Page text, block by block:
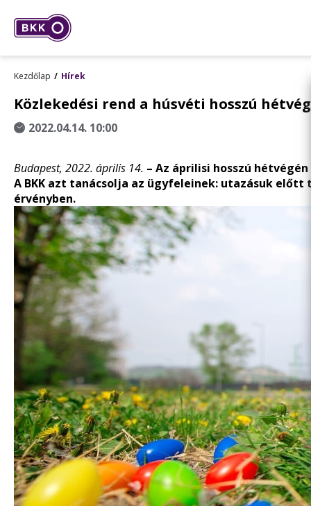
Kezdőlap Hírek
Közlekedési rend a húsvéti hosszú
2022.04.14. 10:00
Budapest, 2022. április 14. – Az áprilisi hosszú
A BKK azt tanácsolja az ügyfeleinek: utazásuk
érvényben.